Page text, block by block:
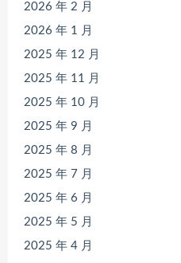
2026 年 2 月
2026 年 1 月
2025 年 12 月
2025 年 11 月
2025 年 10 月
2025 年 9 月
2025 年 8 月
2025 年 7 月
2025 年 6 月
2025 年 5 月
2025 年 4 月